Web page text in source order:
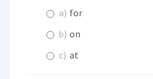
a) for
b) on
c) at